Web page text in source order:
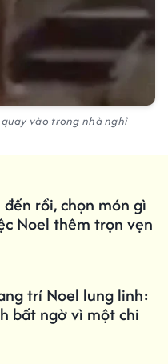
vào trong nhà nghỉ
đến rồi, chọn món gì
Noel thêm trọn vẹn
trí Noel lung linh:
bất ngờ vì một chi